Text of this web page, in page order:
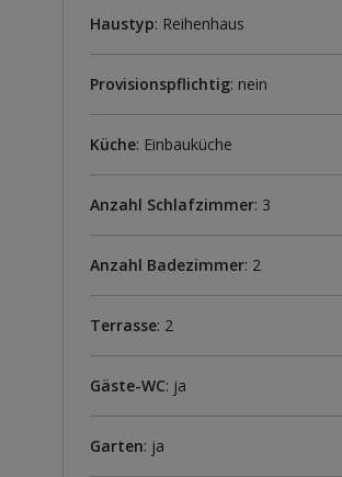
Haustyp: Reihenhaus
Provisionspflichtig: nein
Küche: Einbauküche
Anzahl Schlafzimmer: 3
Anzahl Badezimmer: 2
Terrasse: 2
Gäste-WC: ja
Garten: ja